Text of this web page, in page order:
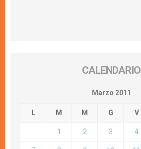
CALENDARIO
Marzo 2011
L M M G V
1 2 3 4